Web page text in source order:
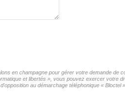
en champagne pour gérer votre demande
et libertés », vous pouvez exercer votre
au démarchage téléphonique «